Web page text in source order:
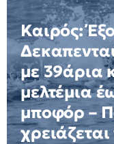
Καιρός:
με 39άρια
μελτέμια
μποφόρ –